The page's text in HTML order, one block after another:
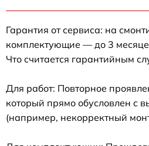
Гарантия от сервиса: на
комплектующие — до 3
Что считается гарантийным
Для работ: Повторное
который прямо обусловлен с
(например, некорректный